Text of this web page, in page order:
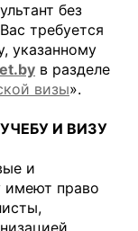
без
требуется
указанному
в разделе
визы».
И ВИЗУ
и
имеют право